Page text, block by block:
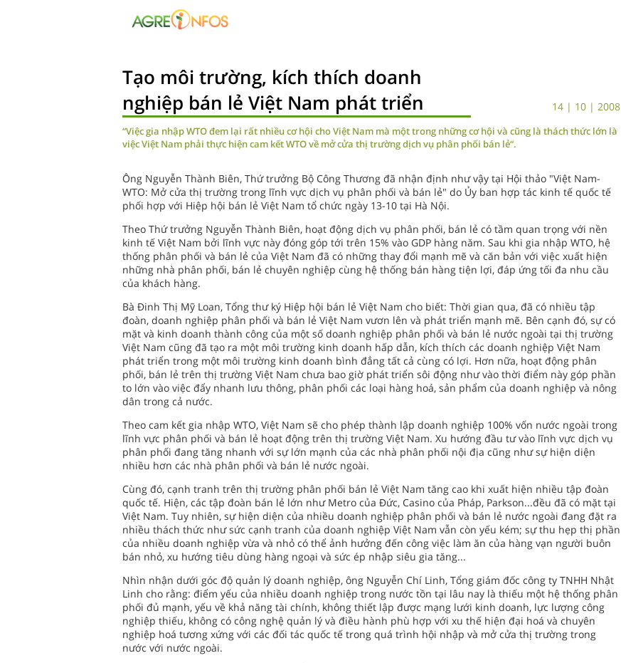
Tạo môi trường, kích thích doanh
nghiệp bán lẻ Việt Nam phát triển
14 | 10 | 2008
“Việc gia nhập WTO đem lại rất nhiều cơ hội cho Việt Nam mà một trong những cơ hội và cũng là thách thức lớn là
việc Việt Nam phải thực hiện cam kết WTO về mở cửa thị trường dịch vụ phân phối bán lẻ“.
Ông Nguyễn Thành Biên, Thứ trưởng Bộ Công Thương đã nhận định như vậy tại Hội thảo "Việt Nam-
WTO: Mở cửa thị trường trong lĩnh vực dịch vụ phân phối và bán lẻ" do Ủy ban hợp tác kinh tế quốc tế
phối hợp với Hiệp hội bán lẻ Việt Nam tổ chức ngày 13-10 tại Hà Nội.
Theo Thứ trưởng Nguyễn Thành Biên, hoạt động dịch vụ phân phối, bán lẻ có tầm quan trọng với nền
kinh tế Việt Nam bởi lĩnh vực này đóng góp tới trên 15% vào GDP hàng năm. Sau khi gia nhập WTO, hệ
thống phân phối và bán lẻ của Việt Nam đã có những thay đổi mạnh mẽ và căn bản với việc xuất hiện
những nhà phân phối, bán lẻ chuyên nghiệp cùng hệ thống bán hàng tiện lợi, đáp ứng tối đa nhu cầu
của khách hàng.
Bà Đinh Thị Mỹ Loan, Tổng thư ký Hiệp hội bán lẻ Việt Nam cho biết: Thời gian qua, đã có nhiều tập
đoàn, doanh nghiệp phân phối và bán lẻ Việt Nam vươn lên và phát triển mạnh mẽ. Bên cạnh đó, sự có
mặt và kinh doanh thành công của một số doanh nghiệp phân phối và bán lẻ nước ngoài tại thị trường
Việt Nam cũng đã tạo ra một môi trường kinh doanh hấp dẫn, kích thích các doanh nghiệp Việt Nam
phát triển trong một môi trường kinh doanh bình đẳng tất cả cùng có lợi. Hơn nữa, hoạt động phân
phối, bán lẻ trên thị trường Việt Nam chưa bao giờ phát triển sôi động như vào thời điểm này góp phần
to lớn vào việc đẩy nhanh lưu thông, phân phối các loại hàng hoá, sản phẩm của doanh nghiệp và nông
dân trong cả nước.
Theo cam kết gia nhập WTO, Việt Nam sẽ cho phép thành lập doanh nghiệp 100% vốn nước ngoài trong
lĩnh vực phân phối và bán lẻ hoạt động trên thị trường Việt Nam. Xu hướng đầu tư vào lĩnh vực dịch vụ
phân phối đang tăng nhanh với sự lớn mạnh của các nhà phân phối nội địa cũng như sự hiện diện
nhiều hơn các nhà phân phối và bán lẻ nước ngoài.
Cùng đó, cạnh tranh trên thị trường phân phối bán lẻ Việt Nam tăng cao khi xuất hiện nhiều tập đoàn
quốc tế. Hiện, các tập đoàn bán lẻ lớn như Metro của Đức, Casino của Pháp, Parkson...đều đã có mặt tại
Việt Nam. Tuy nhiên, sự hiện diện của nhiều doanh nghiệp phân phối và bán lẻ nước ngoài đang đặt ra
nhiều thách thức như sức cạnh tranh của doanh nghiệp Việt Nam vẫn còn yếu kém; sự thu hẹp thị phần
của nhiều doanh nghiệp vừa và nhỏ có thể ảnh hưởng đến công việc làm ăn của hàng vạn người buôn
bán nhỏ, xu hướng tiêu dùng hàng ngoại và sức ép nhập siêu gia tăng...
Nhìn nhận dưới góc độ quản lý doanh nghiệp, ông Nguyễn Chí Linh, Tổng giám đốc công ty TNHH Nhật
Linh cho rằng: điểm yếu của nhiều doanh nghiệp trong nước tồn tại lâu nay là thiếu một hệ thống phân
phối đủ mạnh, yếu về khả năng tài chính, không thiết lập được mạng lưới kinh doanh, lực lượng công
nghiệp thiếu, không có công nghệ quản lý và điều hành phù hợp với xu thế hiện đại hoá và chuyên
nghiệp hoá tương xứng với các đối tác quốc tế trong quá trình hội nhập và mở cửa thị trường trong
nước với nước ngoài.